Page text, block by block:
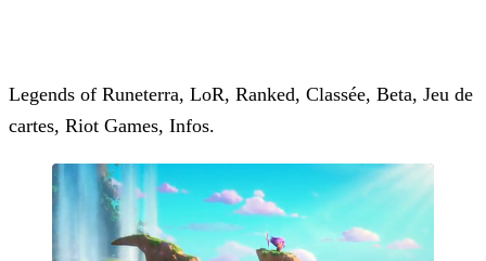
Legends of Runeterra, LoR, Ranked, Classée, Beta, Jeu de
cartes, Riot Games, Infos.